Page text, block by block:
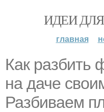
ИДЕИ
главная
Как разбить
на даче
Разбиваем